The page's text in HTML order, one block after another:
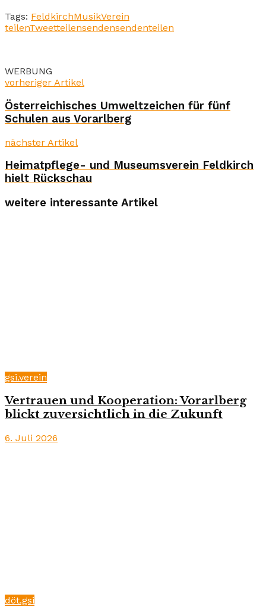
Tags: FeldkirchMusikVerein
teilenTweetteilensendensendenteilen
WERBUNG
vorheriger Artikel
Österreichisches Umweltzeichen für fünf
Schulen aus Vorarlberg
nächster Artikel
Heimatpflege- und Museumsverein Feldkirch
hielt Rückschau
weitere interessante Artikel
gsi.verein
Vertrauen und Kooperation: Vorarlberg
blickt zuversichtlich in die Zukunft
6. Juli 2026
döt.gsi